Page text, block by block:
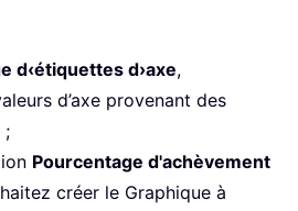
d‹étiquettes d›axe,
d’axe provenant des
;
Pourcentage d'achèvement
créer le Graphique à